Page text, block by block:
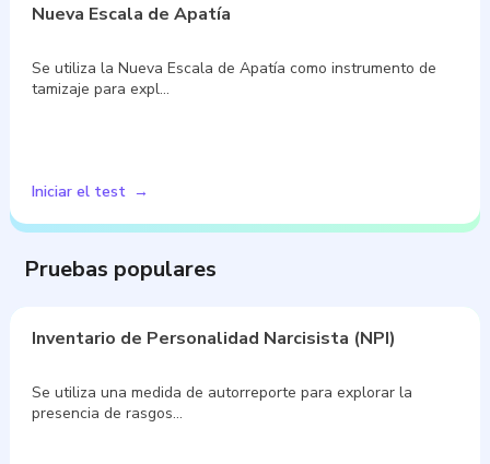
Nueva Escala de Apatía
Se utiliza la Nueva Escala de Apatía como instrumento de
tamizaje para expl…
Iniciar el test
Pruebas populares
Inventario de Personalidad Narcisista (NPI)
Se utiliza una medida de autorreporte para explorar la
presencia de rasgos…